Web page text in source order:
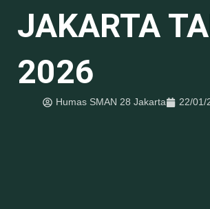
JAKARTA
2026
Humas SMAN 28 Jakarta 22/01/